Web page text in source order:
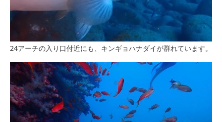
24アーチの入り口付近にも、キンギョハナダイが群れています。